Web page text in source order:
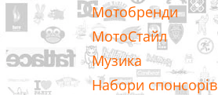
Мотобренди
МотоСтайл
Музика
Набори спонсорів